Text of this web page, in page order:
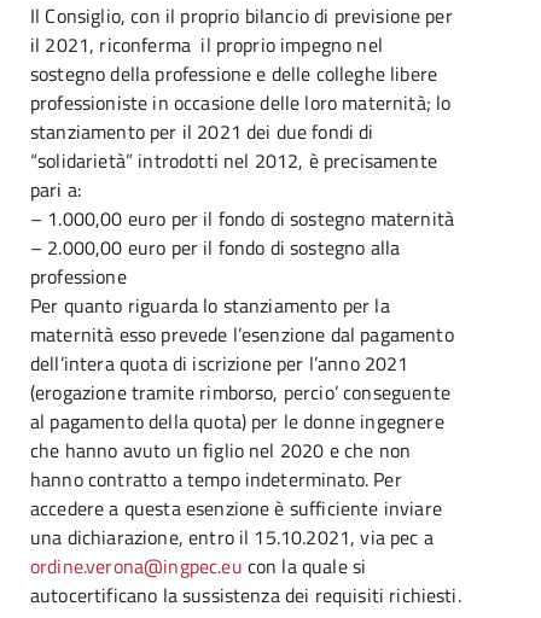
Il Consiglio, con il proprio bilancio di previsione per
il 2021, riconferma il proprio impegno nel
sostegno della professione e delle colleghe libere
professioniste in occasione delle loro maternità; lo
stanziamento per il 2021 dei due fondi di
“solidarietà” introdotti nel 2012, è precisamente
pari a:
– 1.000,00 euro per il fondo di sostegno maternità
– 2.000,00 euro per il fondo di sostegno alla
professione
Per quanto riguarda lo stanziamento per la
maternità esso prevede l’esenzione dal pagamento
dell’intera quota di iscrizione per l’anno 2021
(erogazione tramite rimborso, percio’ conseguente
al pagamento della quota) per le donne ingegnere
che hanno avuto un figlio nel 2020 e che non
hanno contratto a tempo indeterminato. Per
accedere a questa esenzione è sufficiente inviare
una dichiarazione, entro il 15.10.2021, via pec a
ordine.verona@ingpec.eu con la quale si
autocertificano la sussistenza dei requisiti richiesti.